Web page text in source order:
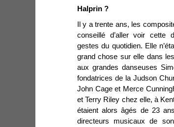
Halprin ?
Il y a trente ans, les
conseillé d’aller voir cette
gestes du quotidien. Elle
grand chose sur elle dans
aux grandes danseuses
fondatrices de la Judson
John Cage et Merce
et Terry Riley chez elle, à
étaient alors âgés de 23
directeurs musicaux de